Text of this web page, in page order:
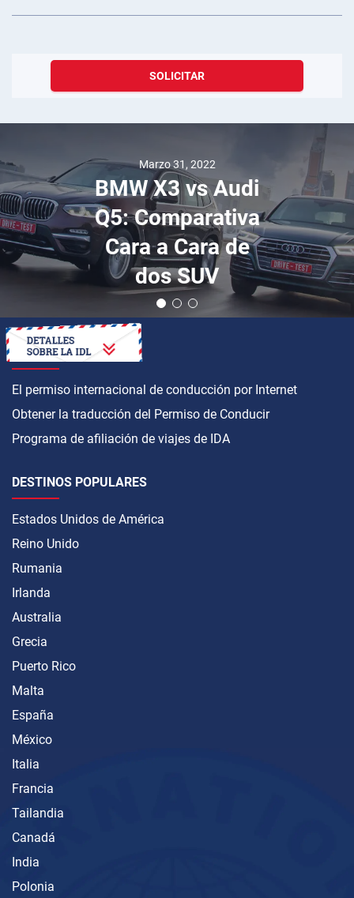
SOLICITAR
Marzo 31, 2022
BMW X3 vs Audi
Q5: Comparativa
Cara a Cara de
dos SUV
CÓMO OBTENER
El permiso internacional de conducción por Internet
Obtener la traducción del Permiso de Conducir
Programa de afiliación de viajes de IDA
DESTINOS POPULARES
Estados Unidos de América
Reino Unido
Rumania
Irlanda
Australia
Grecia
Puerto Rico
Malta
España
México
Italia
Francia
Tailandia
Canadá
India
Polonia